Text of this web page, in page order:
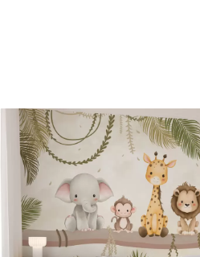
Limpeza
Método de aplicação
Materiais disponíveis